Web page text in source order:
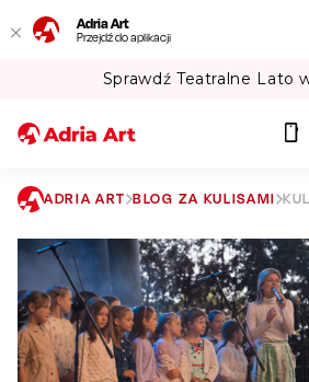
Adria Art
Przejdź do aplikacji
Sprawdź Teatralne Lato
Szukaj
ADRIA ART BLOG ZA KULISAMI